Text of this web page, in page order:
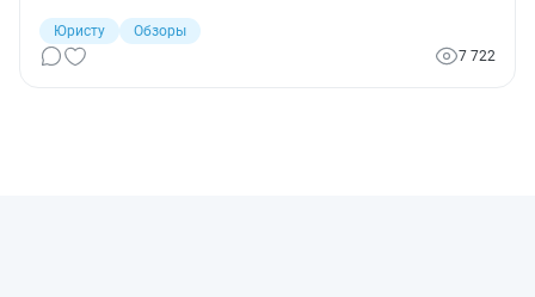
жалобы и представления. Изменения приурочены к
началу работы новых апелляционных и кассационных
судов общей юрисдикции.
Юристу
Обзоры
7 722